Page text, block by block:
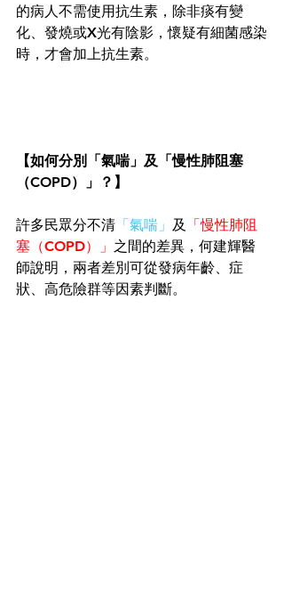
的病人不需使用抗生素，除非痰有變
化、發燒或X光有陰影，懷疑有細菌感染
時，才會加上抗生素。
【如何分別「氣喘」及「慢性肺阻塞
（COPD）」？】
許多民眾分不清 「氣喘」 及
「慢性肺阻
塞（COPD）」 之間的差異，何建輝醫
師說明，兩者差別可從發病年齡、症
狀、高危險群等因素判斷。